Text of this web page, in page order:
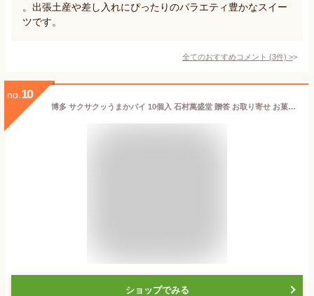
。出張土産や差し入れにぴったりのバラエティ豊かなスイー
ツです。
全てのおすすめコメント (3件) >
no. 10
博多 サクサクッうまかパイ 10個入 石村萬盛堂 贈答 お取り寄せ お菓子 洋菓子 スイーツ 定番 お土産 博多 福岡 九州 銘菓 プレゼント お返し 個包装 手土産 プチギフト お礼 お祝い 駅 お返し 引っ越し お配り お供え 中元 お中元 残暑 見舞 帰省
ショップでみる